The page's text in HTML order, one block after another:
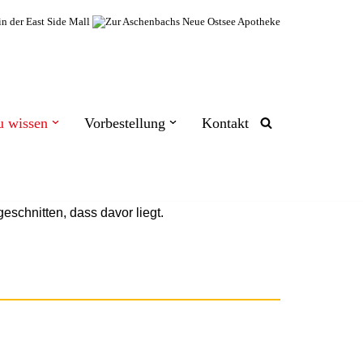
wissen Vorbestellung Kontakt